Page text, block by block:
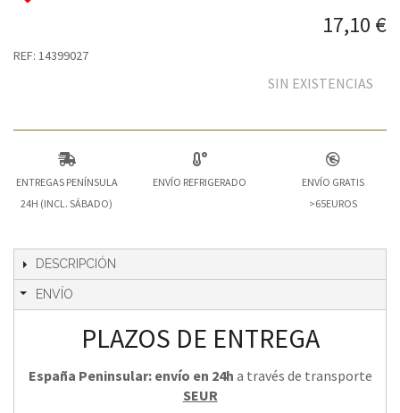
17,10 €
REF: 14399027
SIN EXISTENCIAS
ENTREGAS PENÍNSULA
24H (INCL. SÁBADO)
ENVÍO REFRIGERADO
ENVÍO GRATIS
>65EUROS
DESCRIPCIÓN
ENVÍO
PLAZOS DE ENTREGA
España Peninsular: envío en 24h a través de transporte
SEUR